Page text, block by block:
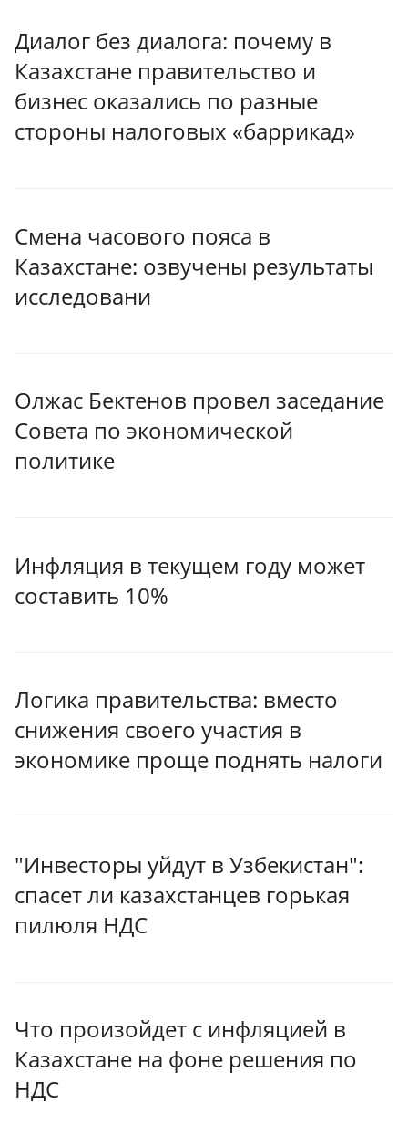
Диалог без диалога: почему в
Казахстане правительство и
бизнес оказались по разные
стороны налоговых «баррикад»
Смена часового пояса в
Казахстане: озвучены результаты
исследовани
Олжас Бектенов провел заседание
Совета по экономической
политике
Инфляция в текущем году может
составить 10%
Логика правительства: вместо
снижения своего участия в
экономике проще поднять налоги
"Инвесторы уйдут в Узбекистан":
спасет ли казахстанцев горькая
пилюля НДС
Что произойдет с инфляцией в
Казахстане на фоне решения по
НДС